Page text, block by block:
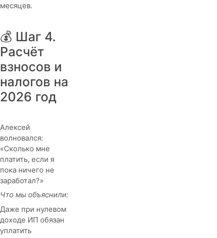
месяцев.
💰 Шаг 4.
Расчёт
взносов и
налогов на
2026 год
Алексей
волновался:
«Сколько мне
платить, если я
пока ничего не
заработал?»
Что мы объяснили:
Даже при нулевом
доходе ИП обязан
уплатить